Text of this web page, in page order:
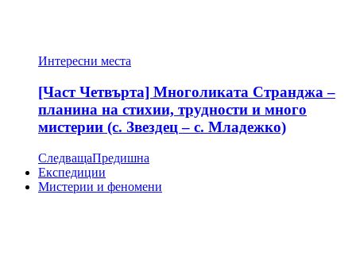
Интересни места
[Част Четвърта] Многоликата Странджа –
планина на стихии, трудности и много
мистерии (с. Звездец – с. Младежко)
СледващаПредишна
Експедиции
Мистерии и феномени